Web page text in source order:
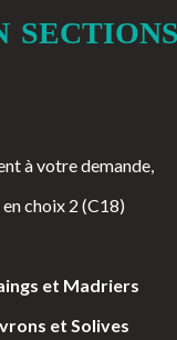
à votre demande,
choix 2 (C18)
et Madriers
et Solives